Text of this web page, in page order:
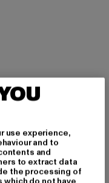
17%
|info@tbint.de
use experience,
and to
and
to extract data
the processing of